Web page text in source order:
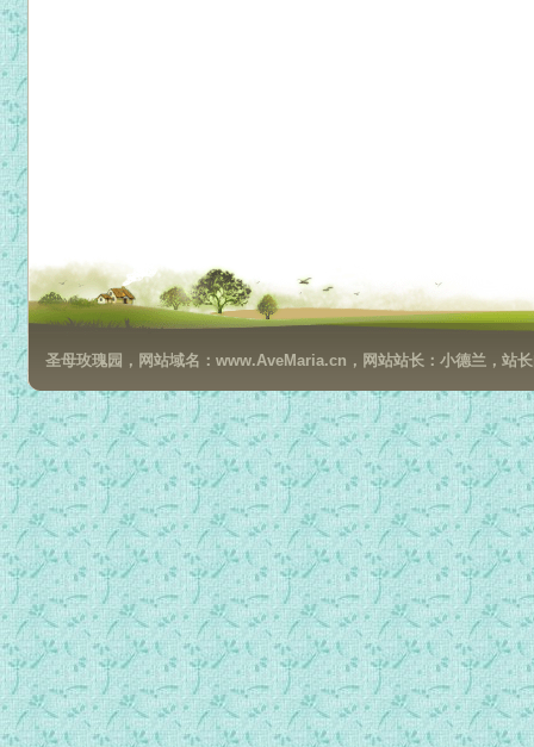
025 第三部第四章 谦逊（上）.MP3
026 第三部第四章 谦逊（下）.MP3
027 第三部第五章 静默（上）.MP3
028 第三部第五章 静默（下）.MP3
029 第三部第六章 静独与静观.MP3
030 第三部第七章 静观.MP3
031 第三部第八章 被召度神秘生活及静观生活.MP3
032 第三部第九章 神学和超性静观（上）.MP3
033 第三部第九章 神学和超性静观（下）.MP3
034 第三部第十章 信德和超性静观（上）.MP3
035 第三部第十章 信德和超性静观（下）.MP3
036 我是教会的女儿出版序言.MP3
圣母玫瑰园，网站域名：www.AveMaria.cn，网站站长：小德兰，